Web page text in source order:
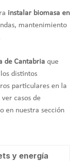
instalar biomasa en
mantenimiento
de Cantabria que
distintos
particulares en la
casos de
en nuestra sección
y energía